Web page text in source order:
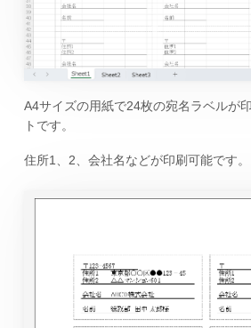
A4サイズの用紙で24枚の宛名ラベルが
トです。
住所1、2、会社名などが印刷可能です。